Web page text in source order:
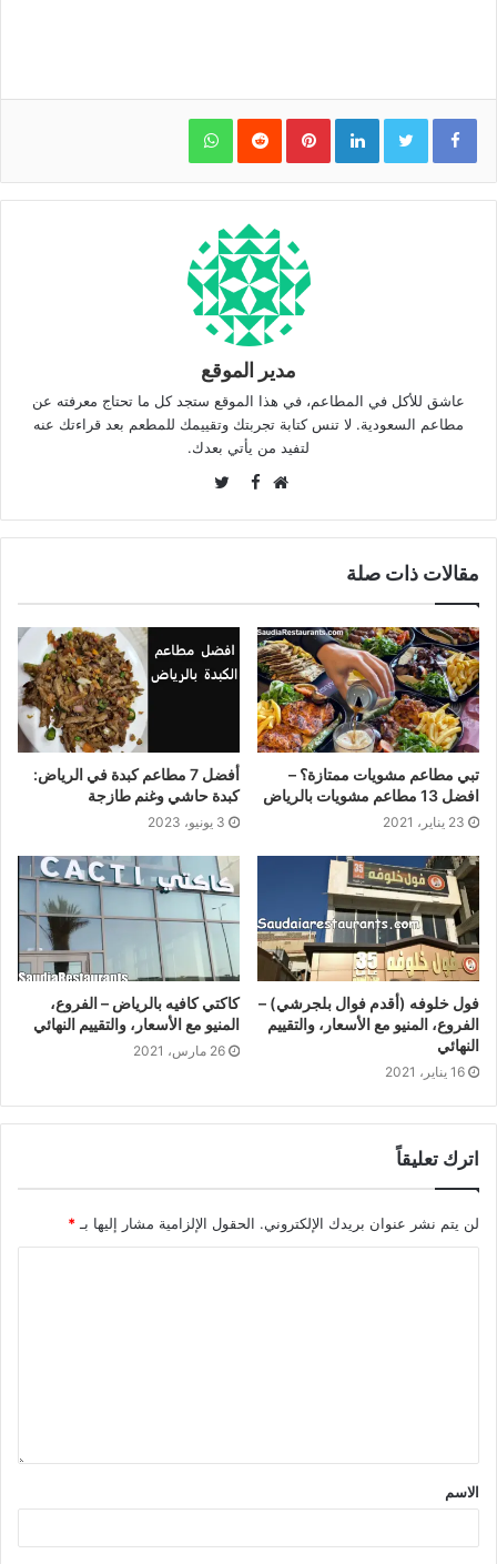
LinkedIn
Pinterest
WhatsApp
مدير الموقع
عاشق للأكل في المطاعم، في هذا الموقع ستجد كل ما تحتاج معرفته عن
مطاعم السعودية. لا تنس كتابة تجربتك وتقييمك للمطعم بعد قراءتك عنه
لتفيد من يأتي بعدك.
Facebook
مقالات ذات صلة
تبي مطاعم مشويات ممتازة؟ –
افضل 13 مطاعم مشويات بالرياض
23 يناير، 2021
أفضل 7 مطاعم كبدة في الرياض:
كبدة حاشي وغنم طازجة
3 يونيو، 2023
فول خلوفه (أقدم فوال بلجرشي) –
الفروع، المنيو مع الأسعار، والتقييم
النهائي
16 يناير، 2021
كاكتي كافيه بالرياض – الفروع،
المنيو مع الأسعار، والتقييم النهائي
26 مارس، 2021
اترك تعليقاً
لن يتم نشر عنوان بريدك الإلكتروني. الحقول الإلزامية مشار إليها بـ *
الاسم